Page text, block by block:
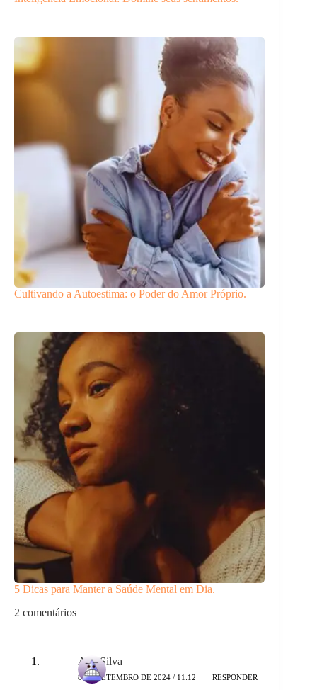
Cultivando a Autoestima: o Poder do Amor Próprio.
5 Dicas para Manter a Saúde Mental em Dia.
2 comentários
Ana Silva
8 DE SETEMBRO DE 2024 / 11:12 RESPONDER